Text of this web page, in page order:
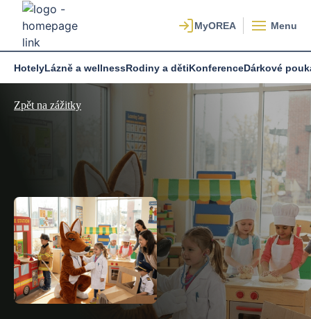
Menu
HotelyLázně a wellnessRodiny a dětiKonferenceDárkové
Zpět na zážitky